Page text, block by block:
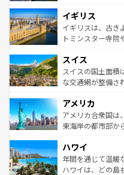
いる。シャンパン
香り高いラベンダ
らに、パリ以外の
れる地方に足を運
きるだ
を参照してほしい
顔を持つこの国は
ルリンの文化的活
してライン川沿い
は、お酒好きな人には
ドイツ情報はコン
イギリス
イギリスは、古き
トミンスター寺院
リアごとに異なる
ティー、ビール好
戦など、本場だか
ンツ一覧を参照し
スイス
スイスの国土面積
な交通網が整備さ
の建物がそのまま
博物館もあり、ア
ことができる。国
ば市内交通費無料で
着のスイス情報は
アメリカ
アメリカ合衆国は
東海岸の都市部か
のような巨大都市
ンメントが詰まっ
西部には大自然が
ハワイ
年間を通じて温暖
ハワイは、どの島